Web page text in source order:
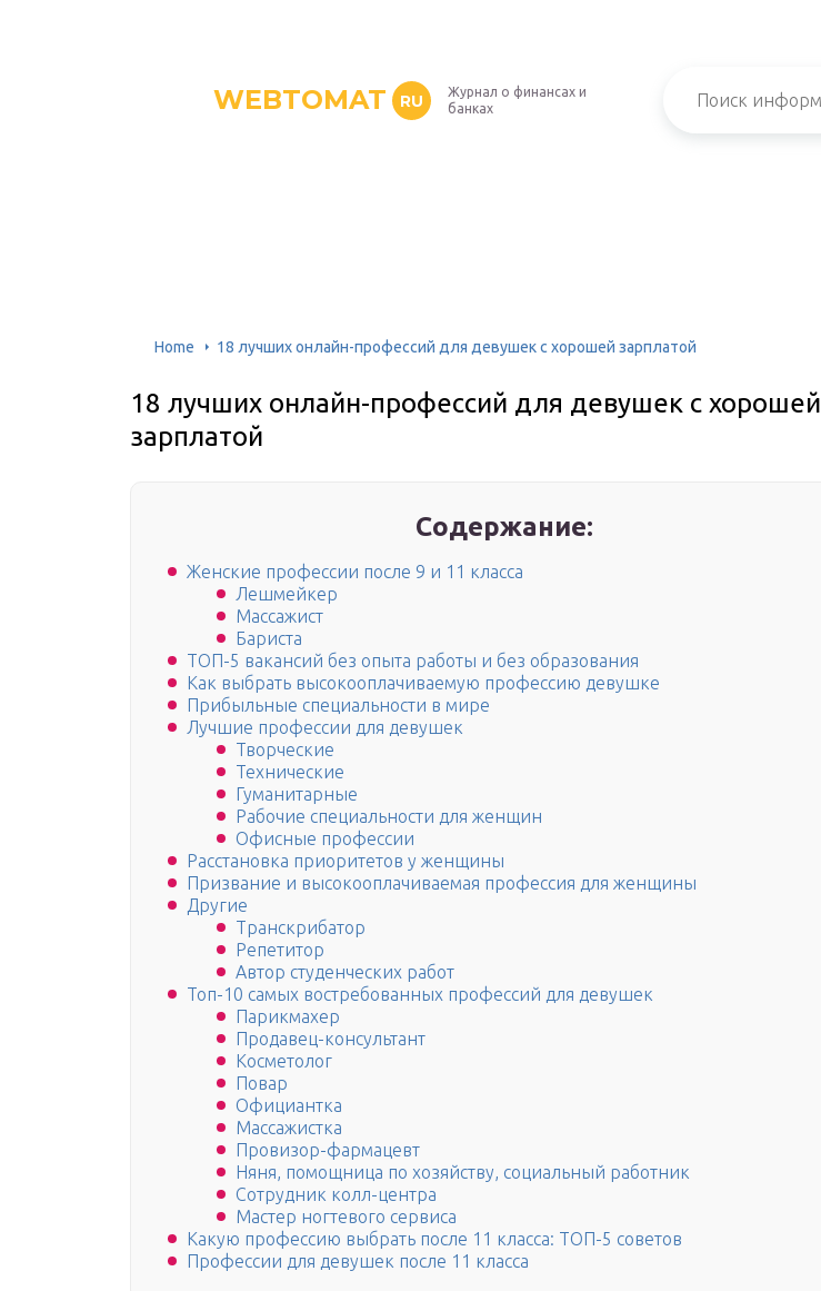
WEBTOMAT RU
Журнал о финансах и
банках
Home 18 лучших онлайн-профессий для девушек с хорошей зарплатой
18 лучших онлайн-профессий для девушек с хорошей
зарплатой
Содержание:
Женские профессии после 9 и 11 класса
Лешмейкер
Массажист
Бариста
ТОП-5 вакансий без опыта работы и без образования
Как выбрать высокооплачиваемую профессию девушке
Прибыльные специальности в мире
Лучшие профессии для девушек
Творческие
Технические
Гуманитарные
Рабочие специальности для женщин
Офисные профессии
Расстановка приоритетов у женщины
Призвание и высокооплачиваемая профессия для женщины
Другие
Транскрибатор
Репетитор
Автор студенческих работ
Топ-10 самых востребованных профессий для девушек
Парикмахер
Продавец-консультант
Косметолог
Повар
Официантка
Массажистка
Провизор-фармацевт
Няня, помощница по хозяйству, социальный работник
Сотрудник колл-центра
Мастер ногтевого сервиса
Какую профессию выбрать после 11 класса: ТОП-5 советов
Профессии для девушек после 11 класса